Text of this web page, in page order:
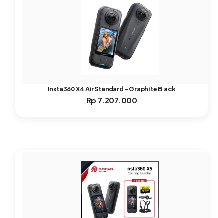
Insta360 X4 Air Standard – Graphite Black
Rp 7.207.000